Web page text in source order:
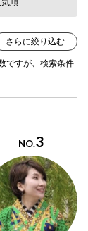
さらに絞り込む
ですが、検索条件
NO.3